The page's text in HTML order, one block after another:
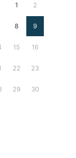
1 2
8 9
15 16
22 23
29 30